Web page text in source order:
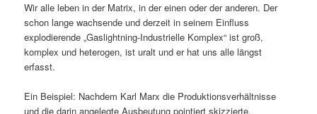
Wir alle leben in der Matrix, in der einen oder der anderen. Der
schon lange wachsende und derzeit in seinem Einfluss
explodierende „Gaslightning-Industrielle Komplex“ ist groß,
komplex und heterogen, ist uralt und er hat uns alle längst
erfasst.
Ein Beispiel: Nachdem Karl Marx die Produktionsverhältnisse
und die darin angelegte Ausbeutung pointiert skizzierte,